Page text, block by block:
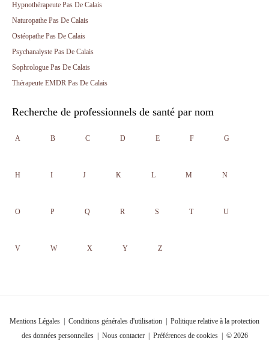
Hypnothérapeute Pas De Calais
Naturopathe Pas De Calais
Ostéopathe Pas De Calais
Psychanalyste Pas De Calais
Sophrologue Pas De Calais
Thérapeute EMDR Pas De Calais
Recherche de professionnels de santé par nom
A B C D E F G
H I J K L M N
O P Q R S T U
V W X Y Z
Mentions Légales Conditions générales d'utilisation
Politique relative à la protection
des données personnelles| Nous contacter| Préférences de cookies| © 2026